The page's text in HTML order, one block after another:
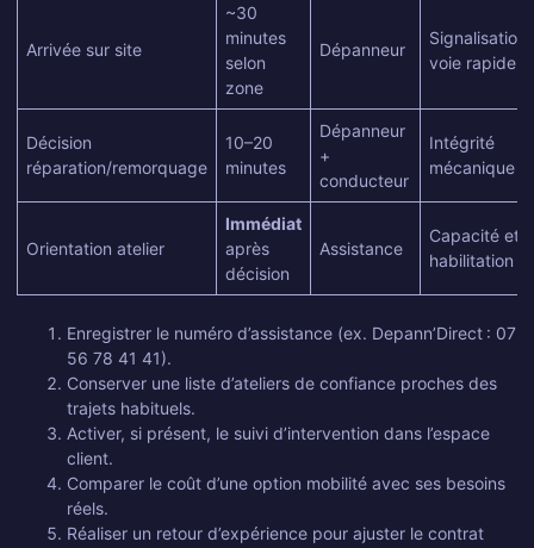
Arrivée sur site
~30
minutes
selon
zone
Dépanneur
Signalisation,
voie rapide
Décision
réparation/remorquage
10–20
minutes
Dépanneur
+
conducteur
Intégrité
mécanique
Orientation atelier
Immédiat
après
décision
Assistance
Capacité et
habilitation
Enregistrer le numéro d’assistance (ex. Depann’Direct : 07
56 78 41 41).
Conserver une liste d’ateliers de confiance proches des
trajets habituels.
Activer, si présent, le suivi d’intervention dans l’espace
client.
Comparer le coût d’une option mobilité avec ses besoins
réels.
Réaliser un retour d’expérience pour ajuster le contrat